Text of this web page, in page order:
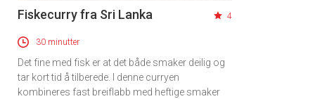
Fiskecurry fra Sri Lanka 4
30 minutter
Det fine med fisk er at det både smaker deilig og
tar kort tid å tilberede. I denne curryen
kombineres fast breiflabb med heftige smaker